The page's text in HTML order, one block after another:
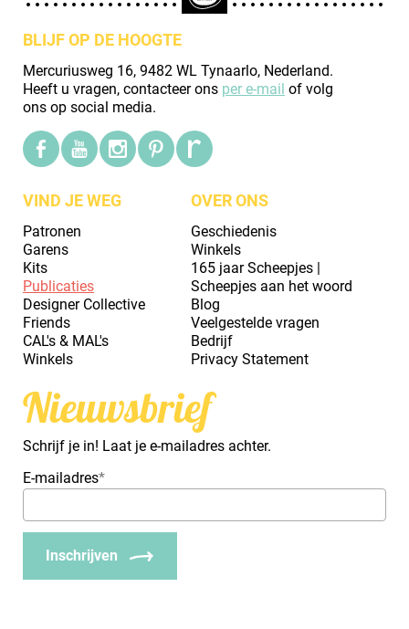
BLIJF OP DE HOOGTE
Mercuriusweg 16, 9482 WL Tynaarlo, Nederland.
Heeft u vragen, contacteer ons per e-mail of volg
ons op social media.
VIND JE WEG
Patronen
Garens
Kits
Publicaties
Designer Collective
Friends
CAL's & MAL's
Winkels
OVER ONS
Geschiedenis
Winkels
165 jaar Scheepjes |
Scheepjes aan het woord
Blog
Veelgestelde vragen
Bedrijf
Privacy Statement
Nieuwsbrief
Schrijf je in! Laat je e-mailadres achter.
E-mailadres*
Inschrijven